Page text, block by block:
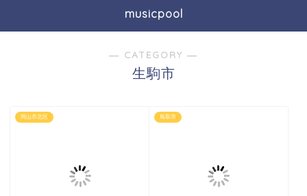
musicpool
― CATEGORY ―
生駒市
岡山市北区 鳥取市